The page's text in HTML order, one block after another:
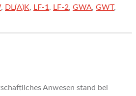
, DL(A)K, LF-1 , LF-2, GWA, GWT,
Anwesen stand bei